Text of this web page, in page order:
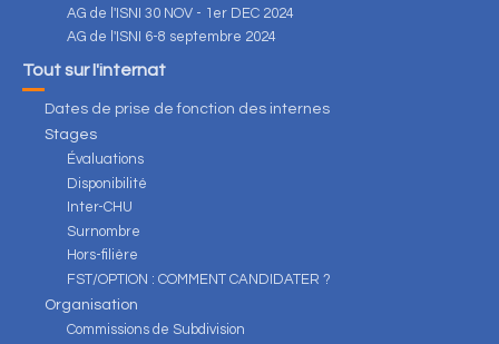
AG de l'ISNI 30 NOV - 1er DEC 2024
AG de l'ISNI 6-8 septembre 2024
Tout sur l'internat
Dates de prise de fonction des internes
Stages
Évaluations
Disponibilité
Inter-CHU
Surnombre
Hors-filière
FST/OPTION : COMMENT CANDIDATER ?
Organisation
Commissions de Subdivision